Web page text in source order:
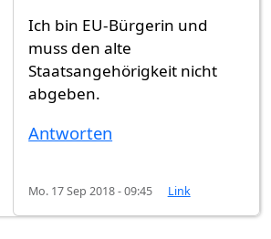
Ich bin EU-Bürgerin und
muss den alte
Staatsangehörigkeit nicht
abgeben.
Antworten
Mo. 17 Sep 2018 - 09:45 Link